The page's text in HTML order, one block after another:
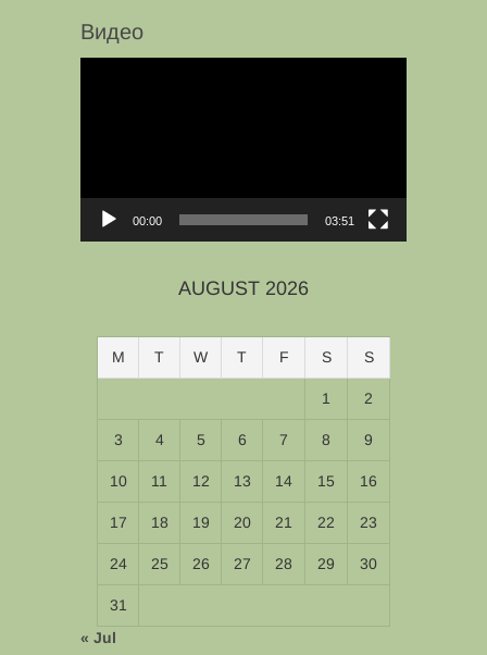
Видео
00:00 03:51
AUGUST 2026
M T W T F S S
1 2
3 4 5 6 7 8 9
10 11 12 13 14 15 16
17 18 19 20 21 22 23
24 25 26 27 28 29 30
31
« Jul